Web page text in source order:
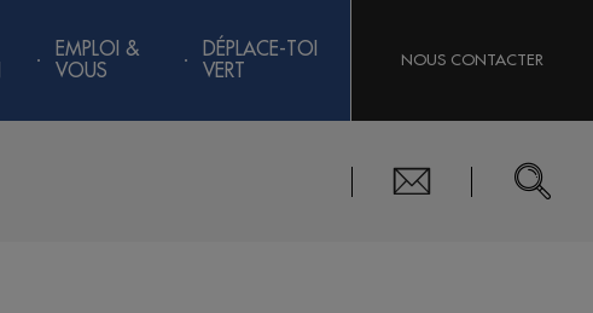
EMPLOI &
VOUS
DÉPLACE-TOI
VERT
NOUS CONTACTER